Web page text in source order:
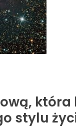
która
stylu